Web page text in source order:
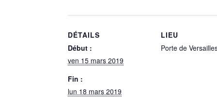
DÉTAILS
Début :
ven 15 mars 2019
Fin :
lun 18 mars 2019
LIEU
Porte de